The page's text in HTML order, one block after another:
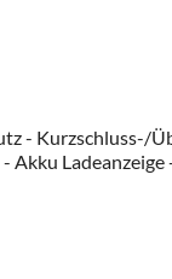
- Kurzschluss-/
Akku